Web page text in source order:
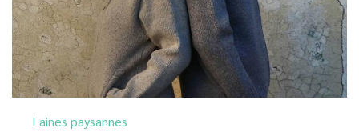
Laines paysannes